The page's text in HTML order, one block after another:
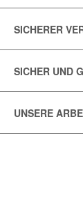
SICHERER
SICHER UND
UNSERE